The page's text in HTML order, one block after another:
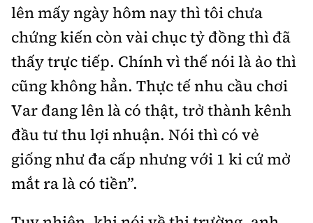
lên mấy ngày hôm nay thì tôi chưa
chứng kiến còn vài chục tỷ đồng thì đã
thấy trực tiếp. Chính vì thế nói là ảo thì
cũng không hẳn. Thực tế nhu cầu chơi
Var đang lên là có thật, trở thành kênh
đầu tư thu lợi nhuận. Nói thì có vẻ
giống như đa cấp nhưng với 1 ki cứ mở
mắt ra là có tiền”.